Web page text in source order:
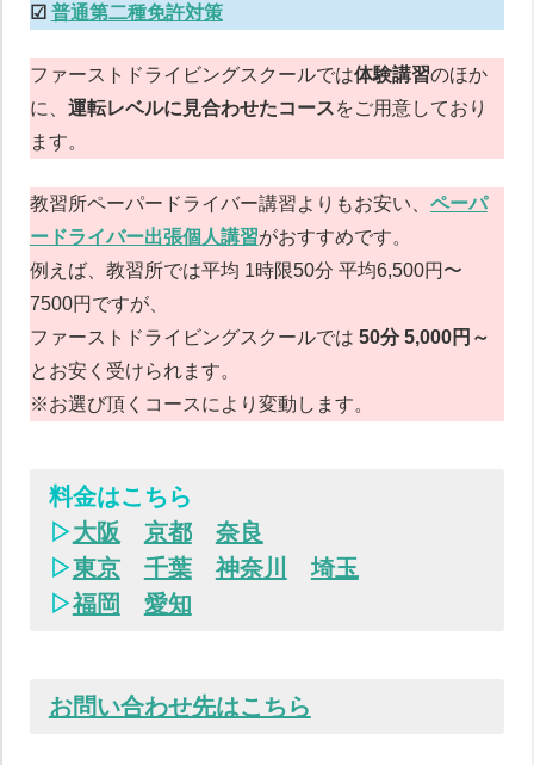
ペーパードライバー講習について
☑︎ 普通第二種免許対策
ファーストドライビングスクールでは体験講習のほか
に、 運転レベルに見合わせたコースをご用意しており
ます。
教習所ペーパードライバー講習よりもお安い、 ペーパ
ードライバー出張個人講習がおすすめです。
例えば、教習所では平均 1時限50分 平均6,500円〜
7500円ですが、
ファーストドライビングスクールでは 50分 5,000円～
とお安く受けられます。
※お選び頂くコースにより変動します。
料金はこちら
▷大阪 京都
奈良
▷東京 千葉 神奈川
埼玉
▷福岡 愛知
お問い合わせ先はこちら